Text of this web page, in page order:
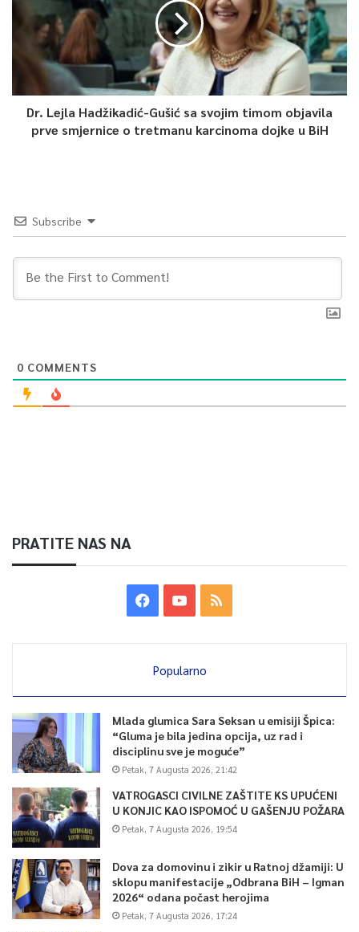
Dr. Lejla Hadžikadić-Gušić sa svojim timom objavila
prve smjernice o tretmanu karcinoma dojke u BiH
Subscribe
0 COMMENTS
PRATITE NAS NA
Popularno
Mlada glumica Sara Seksan u emisiji Špica:
“Gluma je bila jedina opcija, uz rad i
disciplinu sve je moguće”
Petak, 7 Augusta 2026, 21:42
VATROGASCI CIVILNE ZAŠTITE KS UPUĆENI
U KONJIC KAO ISPOMOĆ U GAŠENJU POŽARA
Petak, 7 Augusta 2026, 19:54
Dova za domovinu i zikir u Ratnoj džamiji: U
sklopu manifestacije „Odbrana BiH – Igman
2026“ odana počast herojima
Petak, 7 Augusta 2026, 17:24